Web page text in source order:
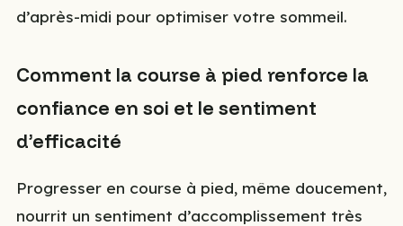
d’après-midi pour optimiser votre sommeil.
Comment la course à pied renforce la
confiance en soi et le sentiment
d’efficacité
Progresser en course à pied, même doucement,
nourrit un sentiment d’accomplissement très